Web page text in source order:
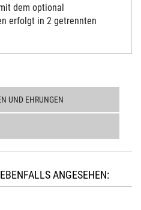
dem optional
erfolgt in 2 getrennten
UND EHRUNGEN
ANGESEHEN: